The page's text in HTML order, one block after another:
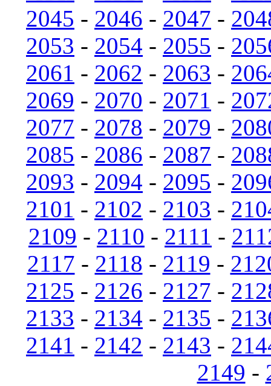
2045 - 2046 - 2047 -
2053 - 2054 - 2055 -
2061 - 2062 - 2063 -
2069 - 2070 - 2071 -
2077 - 2078 - 2079 -
2085 - 2086 - 2087 -
2093 - 2094 - 2095 -
2101 - 2102 - 2103 -
2109 - 2110 - 2111 -
2117 - 2118 - 2119 -
2125 - 2126 - 2127 -
2133 - 2134 - 2135 -
2141 - 2142 - 2143 -
2149 -